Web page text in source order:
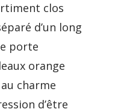
clos
d’un long
porte
orange
charme
d’être